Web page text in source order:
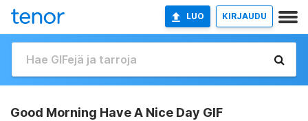
LUO KIRJAUDU
Good Morning Have A Nice Day GIF